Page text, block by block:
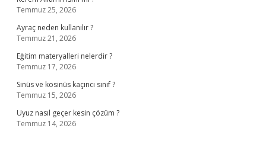
Temmuz 25, 2026
Ayraç neden kullanılır ?
Temmuz 21, 2026
Eğitim materyalleri nelerdir ?
Temmuz 17, 2026
Sinüs ve kosinüs kaçıncı sınıf ?
Temmuz 15, 2026
Uyuz nasıl geçer kesin çözüm ?
Temmuz 14, 2026